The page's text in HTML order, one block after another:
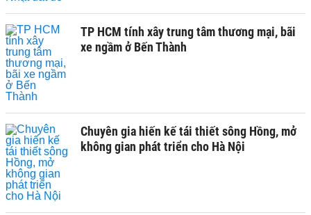
TP HCM tính xây trung tâm thương mại, bãi
xe ngầm ở Bến Thành
Chuyên gia hiến kế tái thiết sông Hồng, mở
không gian phát triển cho Hà Nội